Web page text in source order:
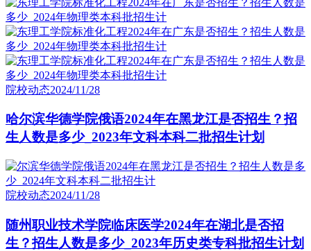
院校动态2024/11/28
哈尔滨华德学院俄语2024年在黑龙江是否招生？招
生人数是多少_2023年文科本科二批招生计划
院校动态2024/11/28
随州职业技术学院临床医学2024年在湖北是否招
生？招生人数是多少_2023年历史类专科批招生计划